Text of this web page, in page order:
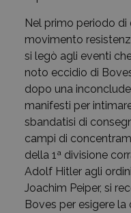
Nel primo periodo
movimento
si legò agli eventi
noto eccidio di
dopo una
manifesti per
sbandatisi di
campi di
della 1ª divisione
Adolf Hitler agli
Joachim Peiper, si
Boves per esigere